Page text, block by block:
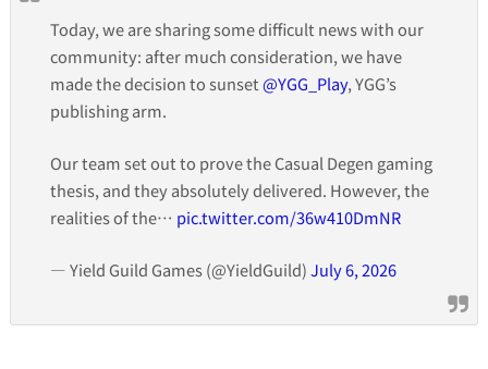
Today, we are sharing some difficult news with our
community: after much consideration, we have
made the decision to sunset@YGG_Play, YGG’s
publishing arm.
Our team set out to prove the Casual Degen gaming
thesis, and they absolutely delivered. However, the
realities of the… pic.twitter.com/36w410DmNR
— Yield Guild Games (@YieldGuild)July 6, 2026